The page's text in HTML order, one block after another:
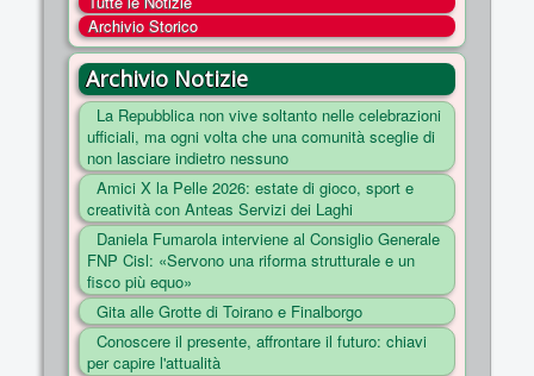
COSA FACCIAMO
ENTI
NOTIZIE
ESSENZIALI
MAPPA DEL SITO
CONVENZIONI
FOTO
SOCIAL
Archivio Storico
Archivio Notizie
La Repubblica non vive soltanto nelle celebrazioni
ufficiali, ma ogni volta che una comunità sceglie di
non lasciare indietro nessuno
Amici X la Pelle 2026: estate di gioco, sport e
creatività con Anteas Servizi dei Laghi
Daniela Fumarola interviene al Consiglio Generale
FNP Cisl: «Servono una riforma strutturale e un
fisco più equo»
Gita alle Grotte di Toirano e Finalborgo
Conoscere il presente, affrontare il futuro: chiavi
per capire l'attualità